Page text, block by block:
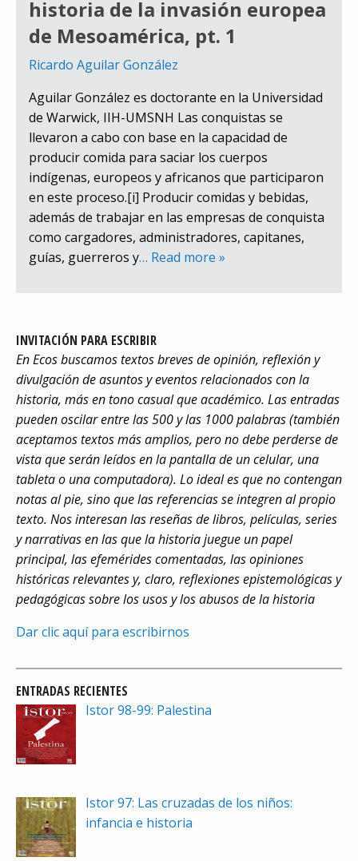
historia de la invasión europea
de Mesoamérica, pt. 1
Ricardo Aguilar González
Aguilar González es doctorante en la Universidad
de Warwick, IIH-UMSNH Las conquistas se
llevaron a cabo con base en la capacidad de
producir comida para saciar los cuerpos
indígenas, europeos y africanos que participaron
en este proceso.[i] Producir comidas y bebidas,
además de trabajar en las empresas de conquista
como cargadores, administradores, capitanes,
guías, guerreros y… Read more »
INVITACIÓN PARA ESCRIBIR
En Ecos buscamos textos breves de opinión, reflexión y
divulgación de asuntos y eventos relacionados con la
historia, más en tono casual que académico. Las entradas
pueden oscilar entre las 500 y las 1000 palabras (también
aceptamos textos más amplios, pero no debe perderse de
vista que serán leídos en la pantalla de un celular, una
tableta o una computadora). Lo ideal es que no contengan
notas al pie, sino que las referencias se integren al propio
texto. Nos interesan las reseñas de libros, películas, series
y narrativas en las que la historia juegue un papel
principal, las efemérides comentadas, las opiniones
históricas relevantes y, claro, reflexiones epistemológicas y
pedagógicas sobre los usos y los abusos de la historia
Dar clic aquí para escribirnos
ENTRADAS RECIENTES
Istor 98-99: Palestina
Istor 97: Las cruzadas de los niños:
infancia e historia